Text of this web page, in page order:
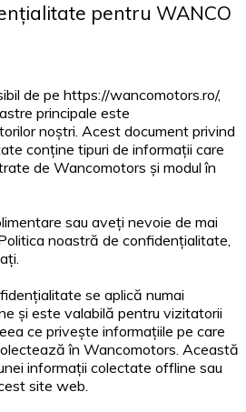
pentru WANCO
de pe https://wancomotors.ro/,
principale este
noștri. Acest document privind
conține tipuri de informații care
de Wancomotors și modul în
sau aveți nevoie de mai
noastră de confidențialitate,
se aplică numai
și este valabilă pentru vizitatorii
ce privește informațiile pe care
în Wancomotors. Această
informații colectate offline sau
site web.